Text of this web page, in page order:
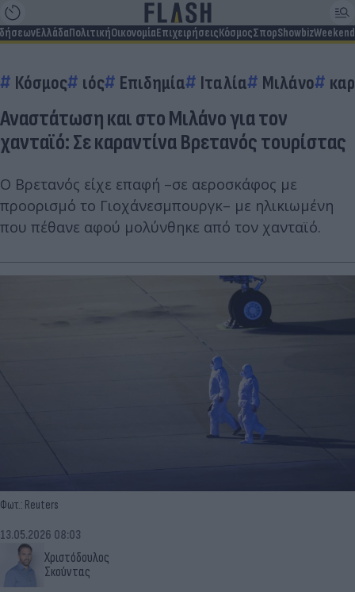
ΕλλάδαΠολιτικήΟικονομίαΕπιχειρήσειςΚόσμοςΣπορShowbizWeekend
Κόσμος ιός Επιδημία Ιταλία Μιλάνο
Αναστάτωση και στο Μιλάνο για τον
χανταϊό: Σε καραντίνα Βρετανός τουρίστας
Ο Βρετανός είχε επαφή –σε αεροσκάφος με
προορισμό το Γιοχάνεσμπουργκ– με ηλικιωμένη
που πέθανε αφού μολύνθηκε από τον χανταϊό.
Φωτ.: Reuters
Χριστόδουλος
Σκούντας
13.05.2026 08:03